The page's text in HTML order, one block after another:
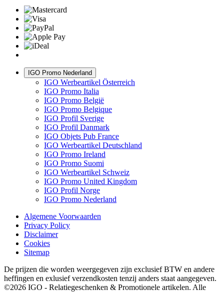
IGO Promo Nederland
IGO Werbeartikel Österreich
IGO Promo Italia
IGO Promo België
IGO Promo Belgique
IGO Profil Sverige
IGO Profil Danmark
IGO Objets Pub France
IGO Werbeartikel Deutschland
IGO Promo Ireland
IGO Promo Suomi
IGO Werbeartikel Schweiz
IGO Promo United Kingdom
IGO Profil Norge
IGO Promo Nederland
Algemene Voorwaarden
Privacy Policy
Disclaimer
Cookies
Sitemap
De prijzen die worden weergegeven zijn exclusief BTW en andere
heffingen en exlusief verzendkosten tenzij anders staat aangegeven.
©2026 IGO - Relatiegeschenken & Promotionele artikelen. Alle